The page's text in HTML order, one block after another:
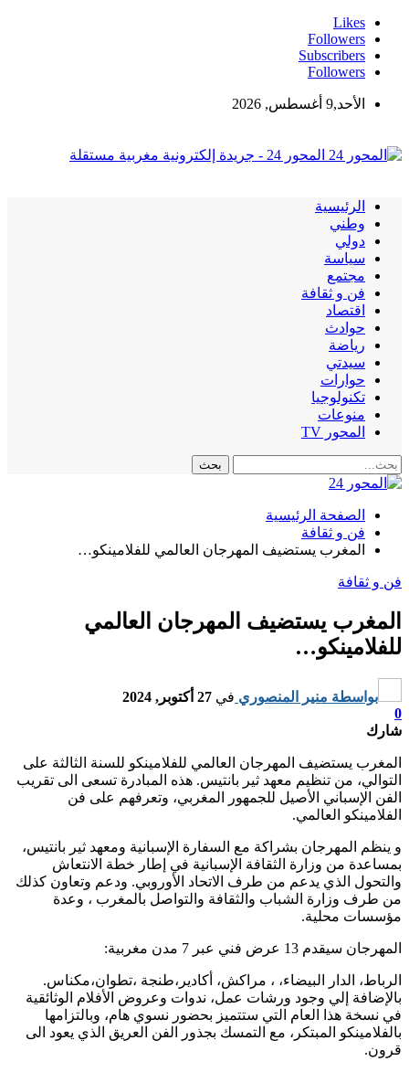
Likes
Followers
Subscribers
Followers
الأحد,9 أغسطس, 2026
المحور 24 - جريدة إلكترونية مغربية مستقلة
الرئيسية
وطني
دولي
سياسة
مجتمع
فن و ثقافة
اقتصاد
حوادث
رياضة
سيدتي
حوارات
تكنولوجيا
منوعات
المحور TV
الصفحة الرئيسية
فن و ثقافة
المغرب يستضيف المهرجان العالمي للفلامينكو…
فن و ثقافة
المغرب يستضيف المهرجان العالمي
للفلامينكو…
بواسطة منير المنصوري في 27 أكتوبر, 2024
0
شارك
المغرب يستضيف المهرجان العالمي للفلامينكو للسنة الثالثة على
التوالي، من تنظيم معهد ثير بانتيس. هذه المبادرة تسعى الى تقريب
الفن الإسباني الأصيل للجمهور المغربي، وتعرفهم على فن
الفلامينكو العالمي.
و ينظم المهرجان بشراكة مع السفارة الإسبانية ومعهد ثير بانتيس،
بمساعدة من وزارة الثقافة الإسبانية في إطار خطة الانتعاش
والتحول الذي يدعم من طرف الاتحاد الأوروبي. ودعم وتعاون كذلك
من طرف وزارة الشباب والثقافة والتواصل بالمغرب ، وعدة
مؤسسات محلية.
المهرجان سيقدم 13 عرض فني عبر 7 مدن مغربية:
الرباط، الدار البيضاء، ، مراكش، أكادير،طنجة ،تطوان،مكناس.
بالإضافة إلي وجود ورشات عمل، ندوات وعروض الأفلام الوثائقية
في نسخة هذا العام التي ستتميز بحضور نسوي هام، وبالتزامها
بالفلامينكو المبتكر، مع التمسك بجذور الفن العريق الذي يعود الى
قرون.